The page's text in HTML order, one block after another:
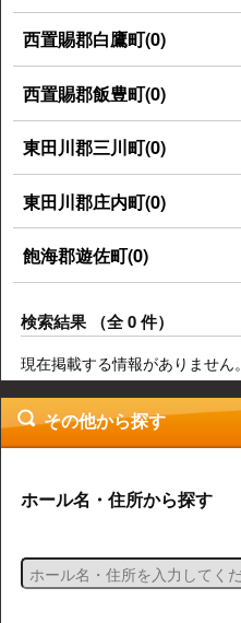
西置賜郡白鷹町(0)
西置賜郡飯豊町(0)
東田川郡三川町(0)
東田川郡庄内町(0)
飽海郡遊佐町(0)
検索結果 （全 0 件）
現在掲載する情報がありません。
その他から探す
ホール名・住所から探す